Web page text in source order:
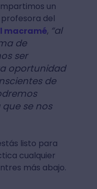
un
del
macramé, “al
de
ser
oportunidad
de
se nos
listo para
cualquier
más abajo.